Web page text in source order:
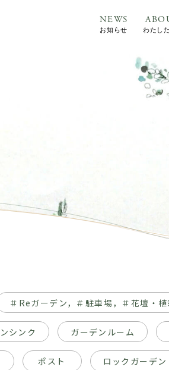
NEWS
お知らせ わたし
＃Reガーデン，＃駐車場，＃花壇・植
シンク ガーデンルーム
ポスト ロックガーデン